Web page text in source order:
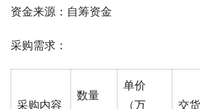
资金来源：自筹资金
采购需求：
采购内容
数量
单价
（万
交